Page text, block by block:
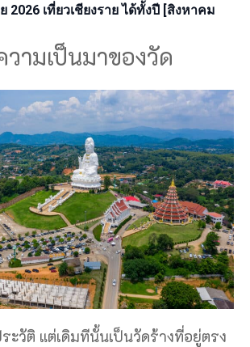
2026 เที่ยวเชียงราย ได้ทั้งปี [สิงหาคม
ามเป็นมาของวัด
ะวัติ แต่เดิมทีนั้นเป็นวัดร้างที่อยู่ตรง